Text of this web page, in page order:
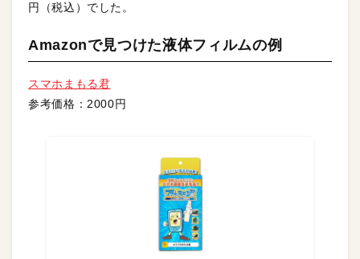
円（税込）でした。
Amazonで見つけた液体フィルムの例
スマホまもる君
参考価格：2000円